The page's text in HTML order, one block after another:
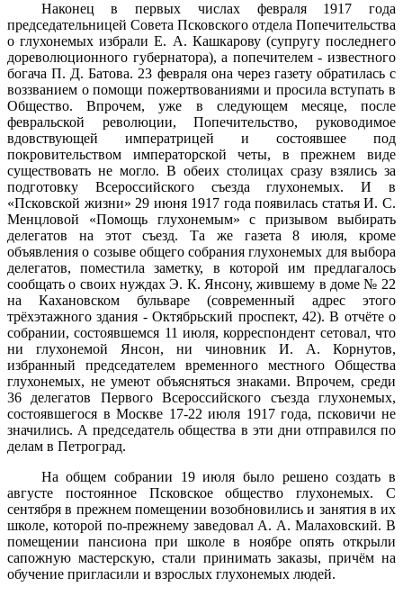
Наконец в первых числах февраля 1917 года
председательницей Совета Псковского отдела Попечительства
о глухонемых избрали Е. А. Кашкарову (супругу последнего
дореволюционного губернатора), а попечителем - известного
богача П. Д. Батова. 23 февраля она через газету обратилась с
воззванием о помощи пожертвованиями и просила вступать в
Общество. Впрочем, уже в следующем меся­це, после
февральской революции, Попечительство, руководимое
вдовствующей императрицей и состоявшее под
покровительством императорской четы, в прежнем виде
существовать не могло. В обеих столицах сразу взялись за
подготовку Всероссийского съезда глухонемых. И в
«Псковской жизни» 29 июня 1917 года появилась статья И. С.
Менцловой «Помощь глухонемым» с призывом выбирать
делегатов на этот съезд. Та же газета 8 июля, кроме
объявления о со­зыве общего собрания глухонемых для выбора
делегатов, поместила заметку, в которой им предлагалось
сообщать о своих нуждах Э. К. Янсону, жившему в доме № 22
на Кахановском бульваре (современ­ный адрес этого
трёхэтажного здания - Октябрьский проспект, 42). В отчёте о
собрании, состоявшемся 11 июля, корреспондент сетовал, что
ни глухонемой Янсон, ни чиновник И. А. Корнутов,
избранный председателем временного местного Общества
глухонемых, не умеют объясняться знаками. Впрочем, среди
36 делегатов Первого Всероссийского съезда глухонемых,
состоявшегося в Москве 17-22 июля 1917 года, псковичи не
значились. А председатель общества в эти дни отправился по
делам в Петроград.
На общем собрании 19 июля было решено создать в
августе постоянное Псковское общество глухонемых. С
сентября в прежнем помещении возобновились и занятия в их
школе, которой по-прежнему заведовал А. А. Малаховский. В
помещении пансиона при школе в ноябре опять открыли
сапожную мастерскую, стали принимать заказы, причём на
обучение пригласили и взрослых глухонемых людей.